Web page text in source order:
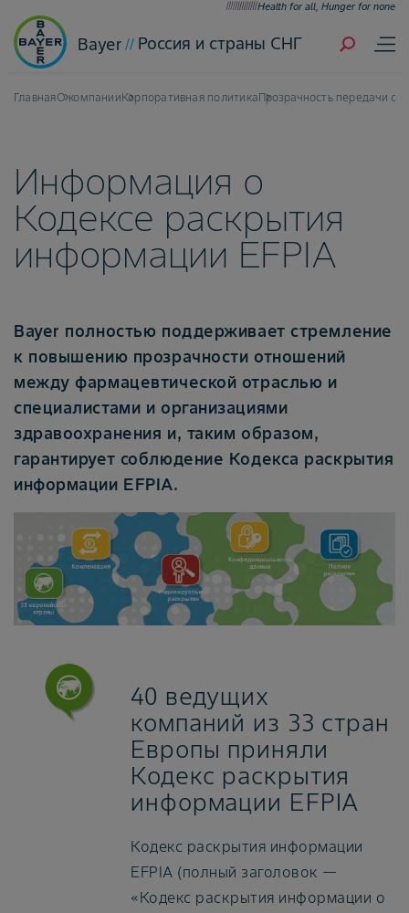
Health for all, Hunger for none
Bayer Россия и страны СНГ
ГлавнаяО компанииКорпоративная политикаПрозрачность передачи
Информация о
Кодексе раскрытия
информации EFPIA
Bayer полностью поддерживает стремление
к повышению прозрачности отношений
между фармацевтической отраслью и
специалистами и организациями
здравоохранения и, таким образом,
гарантирует соблюдение Кодекса раскрытия
информации EFPIA.
40 ведущих
компаний из 33 стран
Европы приняли
Кодекс раскрытия
информации EFPIA
Кодекс раскрытия информации
EFPIA (полный заголовок —
«Кодекс раскрытия информации о